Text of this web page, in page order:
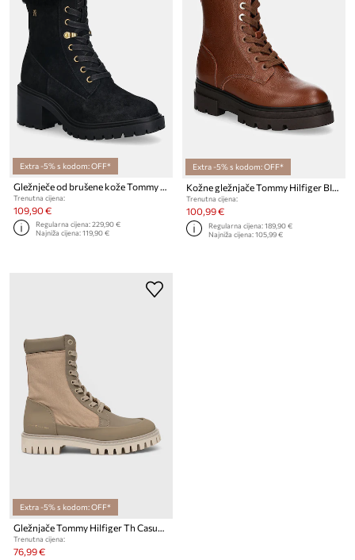
Extra -5% s kodom: OFF*
Trenutna cijena:
109,90 €
Regularna cijena:229,90 €
Najniža cijena:119,90 €
Extra -5% s kodom: OFF*
Kožne gležnjače Tommy Hilfiger BICOLOR LEATHER LACE-UP
Trenutna cijena:
100,99 €
Regularna cijena:189,90 €
Najniža cijena:105,99 €
Extra -5% s kodom: OFF*
Gležnjače Tommy Hilfiger Th Casual Lace Up Boot
Trenutna cijena:
76,99 €